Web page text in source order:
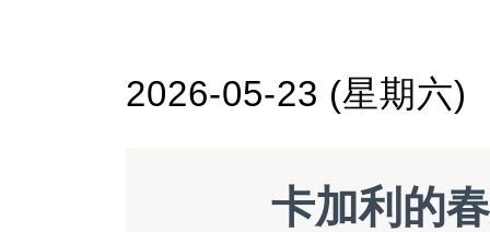
2026-05-23 (星期六)
卡加利的